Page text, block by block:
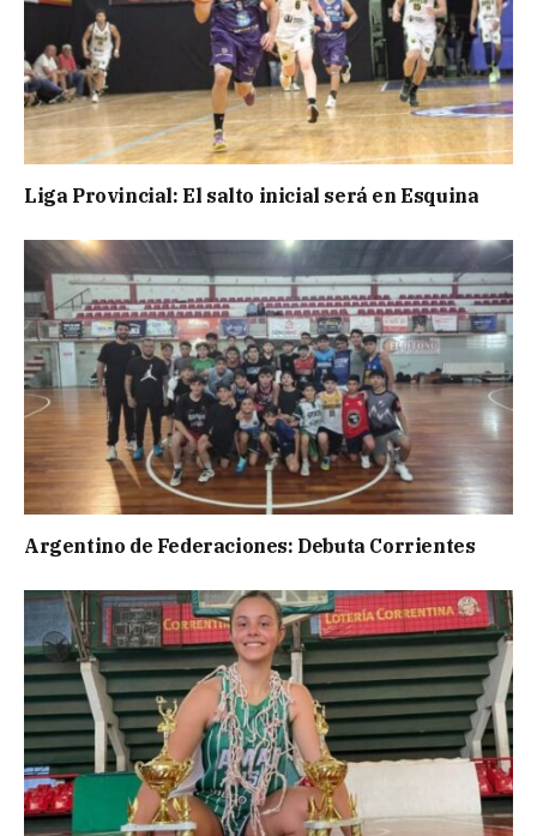
Liga Provincial: El salto inicial será en Esquina
Argentino de Federaciones: Debuta Corrientes